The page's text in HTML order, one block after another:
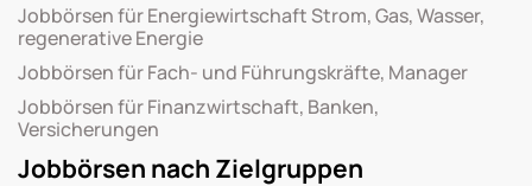
Jobbörsen für Energiewirtschaft Strom, Gas, Wasser,
regenerative Energie
Jobbörsen für Fach- und Führungskräfte, Manager
Jobbörsen für Finanzwirtschaft, Banken,
Versicherungen
Jobbörsen nach Zielgruppen